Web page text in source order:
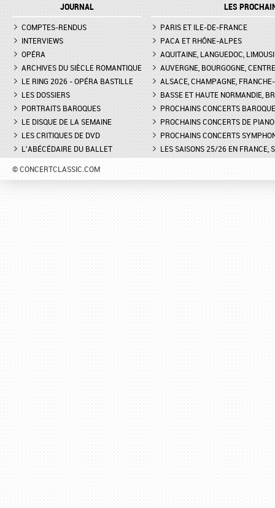
LA GRANDE DUCHESSE DE
GÉROLSTEIN D'OFFENBACH AU
THÉÂTRE DE L'ODÉON DE
MARSEILLE - INTERVIEW D'YVES
COUDRAY, METTEUR EN SCÈN
DON GIOVANNI À L'OPÉRA DE
MONTPELLIER - EXTRAIT DE
"TREMA, TREMA, O SCELLERATO!"
D'ANTHÉRON
FESTIVAL DE PIANO DE
ROQUE D'ANTHÉON -
DE LA PRÉSENTATION
PIANOS
FESTIVAL CHOPIN À
INTERVIEW DE CLAIRE-
GUAY
JOURNAL
COMPTES-RENDUS
INTERVIEWS
OPÉRA
ARCHIVES DU SIÈCLE ROMANTIQUE
LE RING 2026 - OPÉRA BASTILLE
LES DOSSIERS
PORTRAITS BAROQUES
LE DISQUE DE LA SEMAINE
LES CRITIQUES DE DVD
L'ABÉCÉDAIRE DU BALLET
LES
PARIS ET ILE-DE-FRANCE
PACA ET RHÔNE-ALPES
AQUITAINE, LANGUEDOC,
AUVERGNE, BOURGOGNE, CENTRE
ALSACE, CHAMPAGNE,
BASSE ET HAUTE NORMANDIE,
PROCHAINS CONCERTS
PROCHAINS CONCERTS DE PIANO
PROCHAINS CONCERTS
LES SAISONS 25/26 EN FRANCE,
© CONCERTCLASSIC.COM